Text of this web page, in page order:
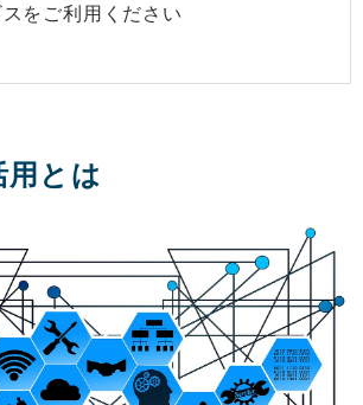
をご利用ください
用とは